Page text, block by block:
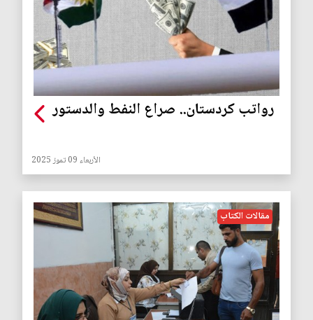
رواتب كردستان.. صراع النفط والدستور
الأربعاء 09 تموز 2025
مقالات الكتاب